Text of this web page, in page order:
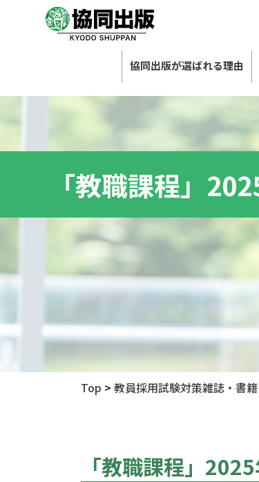
協同出版が選ばれる理由
「教職課程」
Top > 教員採用試験対策雑誌・書籍
「教職課程」